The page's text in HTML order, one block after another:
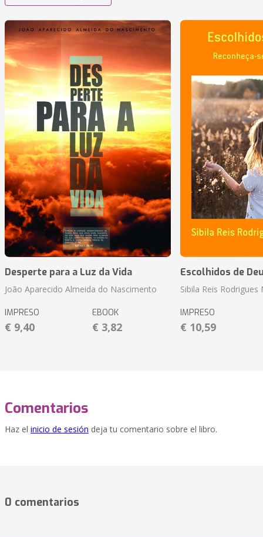
Desperte para a Luz da Vida
João Aparecido Almeida do Nascimento
IMPRESO
€ 9,40
EBOOK
€ 3,82
Escolhidos de
Sibila Reis
IMPRESO
€ 10,59
Comentarios
Haz el inicio de sesión deja tu comentario sobre el libro.
0 comentarios